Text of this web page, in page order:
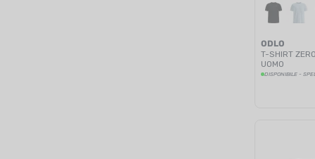
ODLO
T-SHIRT
UOMO
DISPONIBILE -